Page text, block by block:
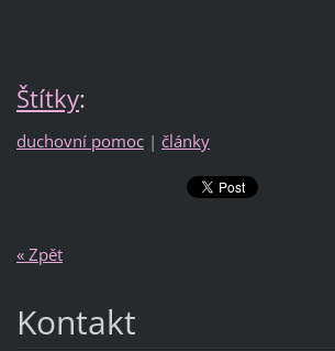
Štítky:
duchovní pomoc | články
« Zpět
Kontakt